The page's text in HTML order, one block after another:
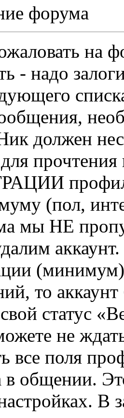
форума
на
- надо
должен
профиль
(пол,
мы НЕ
то
статус
не
все поля
в общении.
В